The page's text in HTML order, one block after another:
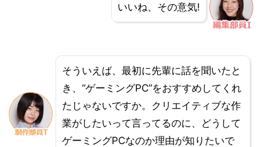
いいね、その意気!
そういえば、最初に先輩に話を聞いたと
き、“ゲーミングPC”をおすすめしてくれ
たじゃないですか。クリエイティブな作
業がしたいって言ってるのに、どうして
ゲーミングPCなのか理由が知りたいで